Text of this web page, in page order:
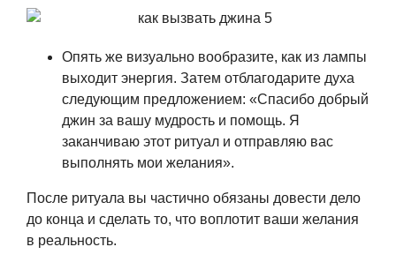
Опять же визуально вообразите, как из лампы
выходит энергия. Затем отблагодарите духа
следующим предложением: «Спасибо добрый
джин за вашу мудрость и помощь. Я
заканчиваю этот ритуал и отправляю вас
выполнять мои желания».
После ритуала вы частично обязаны довести дело
до конца и сделать то, что воплотит ваши желания
в реальность.